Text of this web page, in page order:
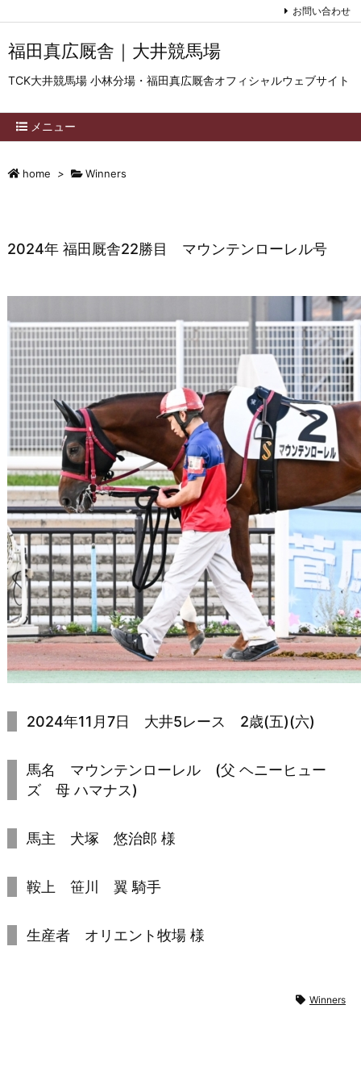
福田真広厩舎｜大井競馬場
TCK大井競馬場 小林分場・福田真広厩舎オフィシャルウェブサイト
メニュー
お問い合わせ
home > Winners
2024年 福田厩舎22勝目 マウンテンローレル号
2024年11月7日 大井5レース 2歳(五)(六)
馬名 マウンテンローレル (父 ヘニーヒュー
ズ 母 ハマナス)
馬主 犬塚 悠治郎 様
鞍上 笹川 翼 騎手
生産者 オリエント牧場 様
Winners